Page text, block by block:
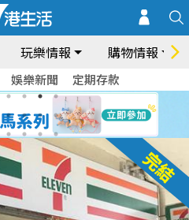
玩樂情報 購物情報
娛樂新聞 定期存款